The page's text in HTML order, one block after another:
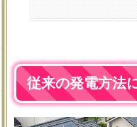
従来の発電方法